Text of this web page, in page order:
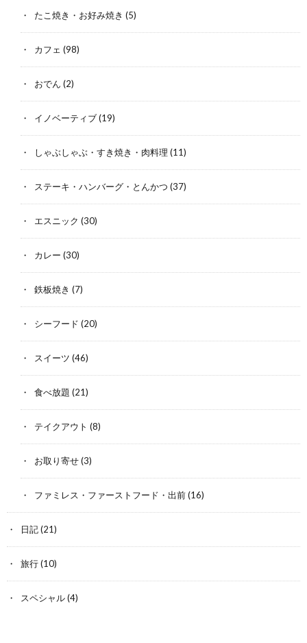
たこ焼き・お好み焼き (5)
カフェ (98)
おでん (2)
イノベーティブ(19)
しゃぶしゃぶ・すき焼き・肉料理 (11)
ステーキ・ハンバーグ・とんかつ (37)
エスニック (30)
カレー (30)
鉄板焼き (7)
シーフード (20)
スイーツ (46)
食べ放題 (21)
テイクアウト (8)
お取り寄せ(3)
ファミレス・ファーストフード・出前(16)
日記(21)
旅行(10)
スペシャル(4)